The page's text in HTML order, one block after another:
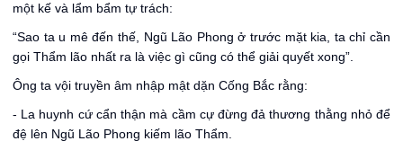
một kế và lẩm bẩm tự trách:
“Sao ta u mê đến thế, Ngũ Lão Phong ở trước mặt kia, ta chỉ cần
gọi Thẩm lão nhất ra là việc gì cũng có thể giải quyết xong”.
Ông ta vội truyền âm nhập mật dặn Cống Bắc rằng:
- La huynh cứ cẩn thận mà cầm cự đừng đả thương thằng nhỏ để
đệ lên Ngũ Lão Phong kiếm lão Thẩm.